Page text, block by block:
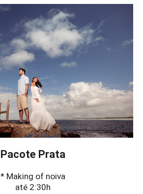
Pacote Prata
* Making of noiva
até 2:30h